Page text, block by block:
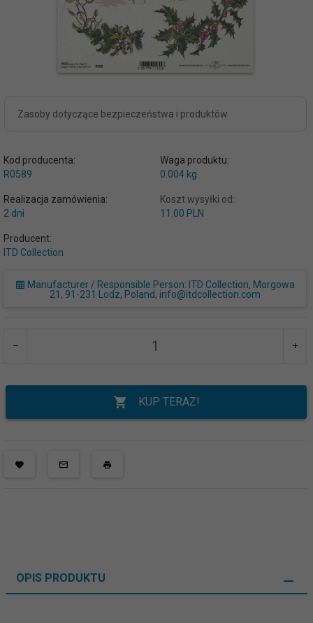
Zasoby dotyczące bezpieczeństwa i produktów
Kod producenta:
R0589
Waga produktu:
0.004 kg
Realizacja zamówienia:
2 dni
Koszt wysyłki od:
11.00 PLN
Producent:
ITD Collection
Manufacturer / Responsible Person: ITD Collection, Morgowa
21, 91-231 Lodz, Poland, info@itdcollection.com
KUP TERAZ!
OPIS PRODUKTU